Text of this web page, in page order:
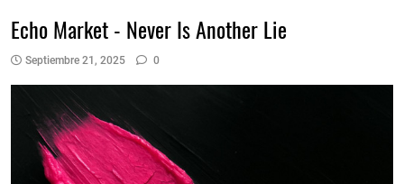
Echo Market - Never Is Another Lie
Septiembre 21, 2025 0